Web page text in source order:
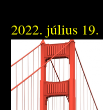
2022. július 19.